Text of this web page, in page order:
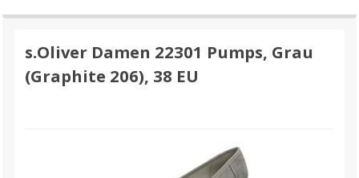
s.Oliver Damen 22301 Pumps, Grau
(Graphite 206), 38 EU